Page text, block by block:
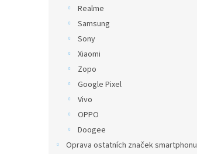
Realme
Samsung
Sony
Xiaomi
Zopo
Google Pixel
Vivo
OPPO
Doogee
Oprava ostatních značek smartphonu